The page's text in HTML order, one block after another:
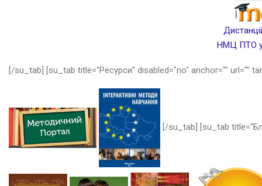
НМЦ ПТО у
[/su_tab] [su_tab title="Ресурси" disabled="no" anchor="" url=""
[/su_tab] [su_tab